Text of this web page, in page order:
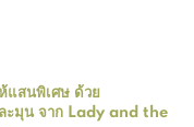
แสนพิเศษ ด้วย
มุน จาก Lady and the